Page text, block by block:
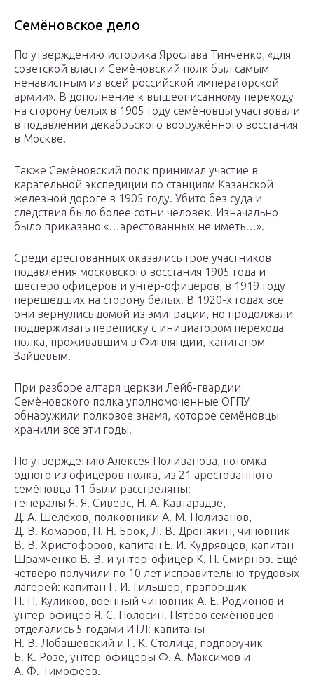
Семёновское дело
По утверждению историка Ярослава Тинченко, «для
советской власти Семёновский полк был самым
ненавистным из всей российской императорской
армии». В дополнение к вышеописанному переходу
на сторону белых в 1905 году семёновцы участвовали
в подавлении декабрьского вооружённого восстания
в Москве.
Также Семёновский полк принимал участие в
карательной экспедиции по станциям Казанской
железной дороге в 1905 году. Убито без суда и
следствия было более сотни человек. Изначально
было приказано «…арестованных не иметь…».
Среди арестованных оказались трое участников
подавления московского восстания 1905 года и
шестеро офицеров и унтер-офицеров, в 1919 году
перешедших на сторону белых. В 1920-х годах все
они вернулись домой из эмиграции, но продолжали
поддерживать переписку с инициатором перехода
полка, проживавшим в Финляндии, капитаном
Зайцевым.
При разборе алтаря церкви Лейб-гвардии
Семёновского полка уполномоченные ОГПУ
обнаружили полковое знамя, которое семёновцы
хранили все эти годы.
По утверждению Алексея Поливанова, потомка
одного из офицеров полка, из 21 арестованного
семёновца 11 были расстреляны:
генералы Я. Я. Сиверс, Н. А. Кавтарадзе,
Д. А. Шелехов, полковники А. М. Поливанов,
Д. В. Комаров, П. Н. Брок, Л. В. Дренякин, чиновник
В. В. Христофоров, капитан Е. И. Кудрявцев, капитан
Шрамченко В. В. и унтер-офицер К. П. Смирнов. Ещё
четверо получили по 10 лет исправительно-трудовых
лагерей: капитан Г. И. Гильшер, прапорщик
П. П. Куликов, военный чиновник А. Е. Родионов и
унтер-офицер Я. С. Полосин. Пятеро семёновцев
отделались 5 годами ИТЛ: капитаны
Н. В. Лобашевский и Г. К. Столица, подпоручик
Б. К. Розе, унтер-офицеры Ф. А. Максимов и
А. Ф. Тимофеев.